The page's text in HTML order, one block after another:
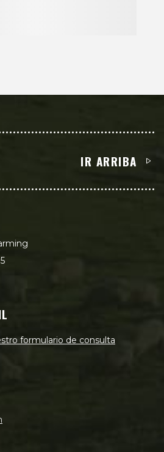
IR ARRIBA
formulario de consulta